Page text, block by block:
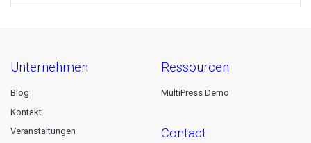
unternehmen
Blog
Kontakt
Veranstaltungen
ressourcen
MultiPress Demo
contact